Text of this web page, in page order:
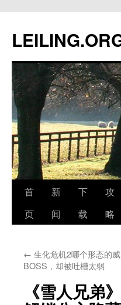
文
首
页
新
闻
下
载
攻
略
← 生化危机2哪个形态的
BOSS，却被吐槽太弱
《雪人兄弟